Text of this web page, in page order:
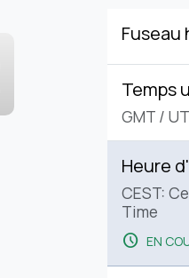
Fuseau
Temps
GMT /
Heure
CEST:
Time
schedule EN